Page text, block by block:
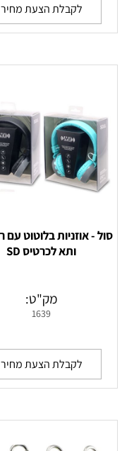
לקבלת הצעת מחיר
ותא לכרטיס SD
מק"ט:
1639
לקבלת הצעת מחיר